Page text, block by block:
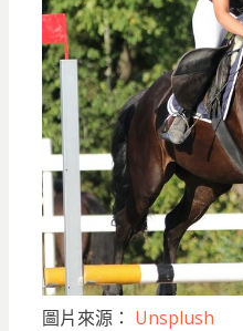
圖片來源： Unsplush